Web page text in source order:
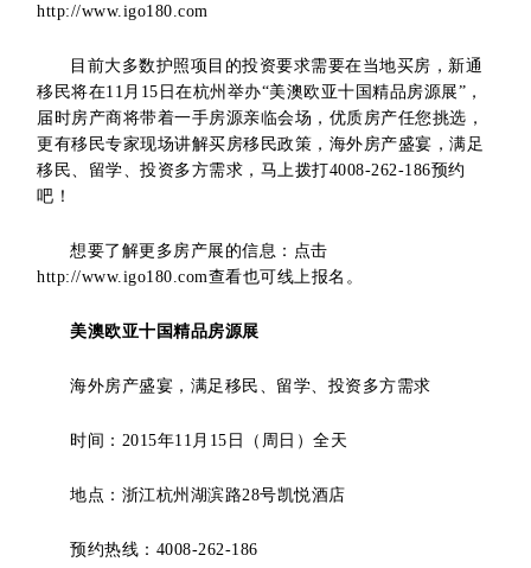
http://www.igo180.com
目前大多数护照项目的投资要求需要在当地买房，新通
移民将在11月15日在杭州举办“美澳欧亚十国精品房源展”，
届时房产商将带着一手房源亲临会场，优质房产任您挑选，
更有移民专家现场讲解买房移民政策，海外房产盛宴，满足
移民、留学、投资多方需求，马上拨打4008-262-186预约
吧！
想要了解更多房产展的信息：点击
http://www.igo180.com查看也可线上报名。
美澳欧亚十国精品房源展
海外房产盛宴，满足移民、留学、投资多方需求
时间：2015年11月15日（周日）全天
地点：浙江杭州湖滨路28号凯悦酒店
预约热线：4008-262-186